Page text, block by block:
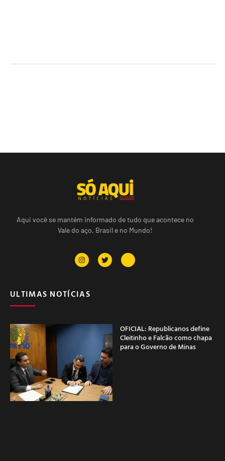
Aqui você se mantém informado de tudo que acontece no
Vale do aço, Brasil e no Mundo!
ULTIMAS NOTÍCIAS
OFICIAL: Republicanos define
Cleitinho e Falcão como chapa
para o Governo de Minas